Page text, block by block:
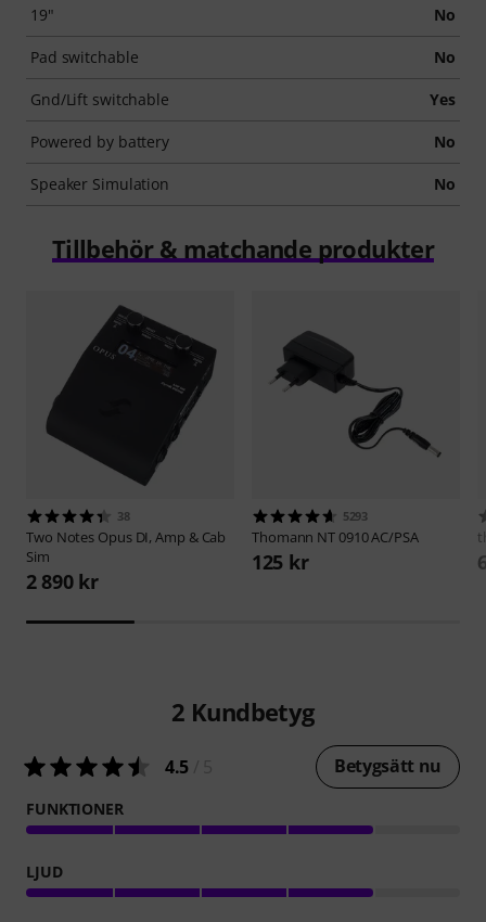
19" No
Pad switchable No
Gnd/Lift switchable Yes
Powered by battery No
Speaker Simulation No
Tillbehör & matchande produkter
38
Two Notes Opus DI, Amp & Cab
Sim
2 890 kr
5293
Thomann NT 0910 AC/PSA
125 kr
2 Kundbetyg
4.5 Betygsätt nu
FUNKTIONER
LJUD